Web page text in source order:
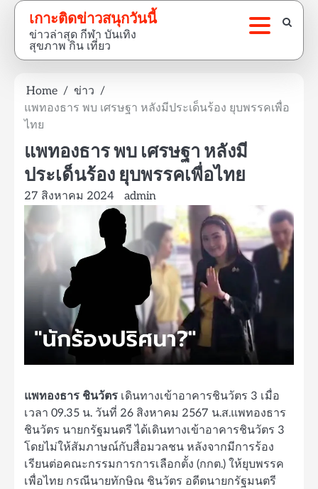
Skip
content
เกาะติดข่าวสนุกวันนี้
ข่าวล่าสุด กีฬา บันเทิง
สุขภาพ กิน เที่ยว
Home
ข่าว
แพทองธาร พบ เศรษฐา หลังมีประเด็นร้อง ยุบพรรคเพื่อ
ไทย
แพทองธาร พบ เศรษฐา หลังมี
ประเด็นร้อง ยุบพรรคเพื่อไทย
27 สิงหาคม 2024 admin
แพทองธาร ชินวัตร เดินทางเข้าอาคารชินวัตร 3 เมื่อ
เวลา 09.35 น. วันที่ 26 สิงหาคม 2567 น.ส.แพทองธาร
ชินวัตร นายกรัฐมนตรี ได้เดินทางเข้าอาคารชินวัตร 3
โดยไม่ให้สัมภาษณ์กับสื่อมวลชน หลังจากมีการร้อง
เรียนต่อคณะกรรมการการเลือกตั้ง (กกต.) ให้ยุบพรรค
เพื่อไทย กรณีนายทักษิณ ชินวัตร อดีตนายกรัฐมนตรี